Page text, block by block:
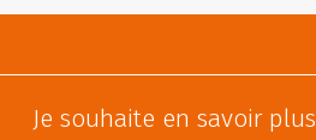
Je souhaite en savoir plus